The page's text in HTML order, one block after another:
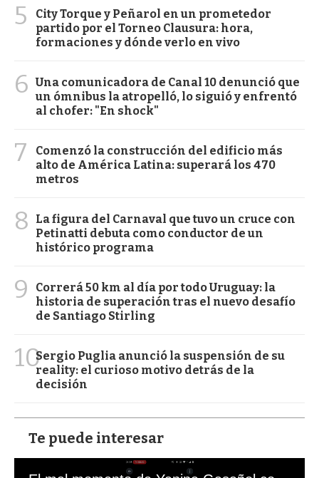
5
City Torque y Peñarol en un prometedor
partido por el Torneo Clausura: hora,
formaciones y dónde verlo en vivo
6 Una comunicadora de Canal 10 denunció que
un ómnibus la atropelló, lo siguió y enfrentó
al chofer: "En shock"
7
Comenzó la construcción del edificio más
alto de América Latina: superará los 470
metros
8
La figura del Carnaval que tuvo un cruce con
Petinatti debuta como conductor de un
histórico programa
9
Correrá 50 km al día por todo Uruguay: la
historia de superación tras el nuevo desafío
de Santiago Stirling
10Sergio Puglia anunció la suspensión de su
reality: el curioso motivo detrás de la
decisión
Te puede interesar